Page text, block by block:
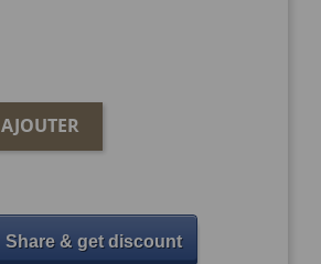
AJOUTER
Share & get discount